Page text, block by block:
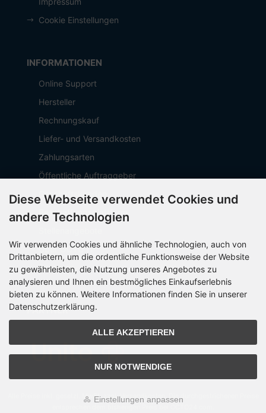
Cookie Einstellungen
INFORMATIONEN
Online Support
Hersteller
Rechnungskauf
Liefer- und Versandkosten
Zahlungsarten
Öffentliche Auftraggeber
Geschäftskunden
Beschaffungsplattform
Über OCTO IT
Sitemap
PARTNER
Alle Preise inkl. gesetzl. MwSt. zzgl.Versandkosten
Diese Webseite verwendet Cookies und
andere Technologien
Wir verwenden Cookies und ähnliche Technologien, auch von
Drittanbietern, um die ordentliche Funktionsweise der Website
zu gewährleisten, die Nutzung unseres Angebotes zu
analysieren und Ihnen ein bestmögliches Einkaufserlebnis
bieten zu können. Weitere Informationen finden Sie in unserer
Datenschutzerklärung.
ALLE AKZEPTIEREN
NUR NOTWENDIGE
Einstellungen anpassen